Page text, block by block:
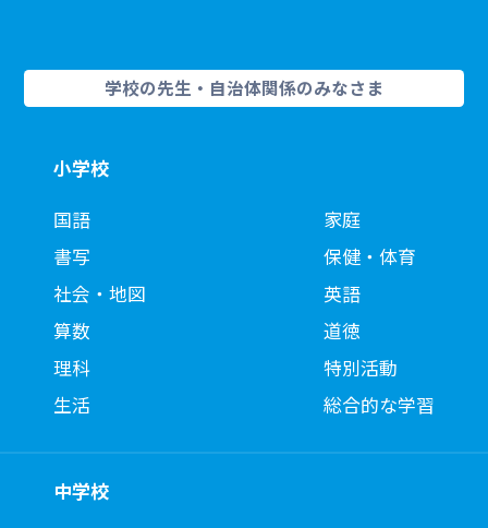
学校の先生・自治体関係のみなさま
小学校
国語
書写
社会・地図
算数
理科
生活
家庭
保健・体育
英語
道徳
特別活動
総合的な学習
中学校